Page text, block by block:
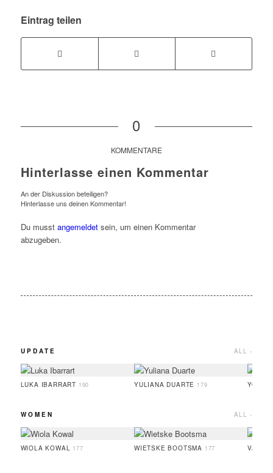
Eintrag teilen
0
KOMMENTARE
Hinterlasse einen Kommentar
An der Diskussion beteiligen?
Hinterlasse uns deinen Kommentar!
Du musst angemeldetsein, um einen Kommentar
abzugeben.
UPDATE ALL ›
LUKA IBARRART 190 YULIANA DUARTE 179 YOO
WOMEN ALL ›
WIOLA KOWAL 177 WIETSKE BOOTSMA 177